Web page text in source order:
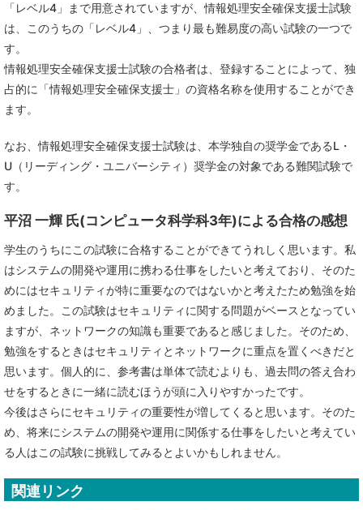
「レベル4」まで用意されていますが、情報処理安全確保支援士試験
は、このうちの「レベル4」、つまり最も難易度の高い試験の一つで
す。
情報処理安全確保支援士試験の合格者は、登録することによって、独
占的に「情報処理安全確保支援士」の資格名称を使用することができ
ます。
なお、情報処理安全確保支援士試験は、本学独自の奨学金であるL・
U（リーディング・ユニバーシティ）奨学金の対象である難関試験で
す。
平沼 一輝 氏(コンピュータ科学科3年)による合格の感想
学生のうちにこの試験に合格することができてうれしく思います。私
はシステムの開発や運用に携わる仕事をしたいと考えており、そのた
めにはセキュリティが特に重要なのではないかと考えたため勉強を始
めました。この試験はセキュリティに関する問題がベースとなってい
ますが、ネットワークの知識も重要であると感じました。そのため、
勉強をするときはセキュリティとネットワークに重点を置くべきだと
思います。個人的に、参考書は単体で読むよりも、過去問の答え合わ
せをするときに一緒に読むほうが頭に入りやすかったです。
今後はさらにセキュリティの重要性が増してくると思います。そのた
め、将来にシステムの開発や運用に関係する仕事をしたいと考えてい
る人はこの試験に挑戦してみるとよいかもしれません。
関連リンク